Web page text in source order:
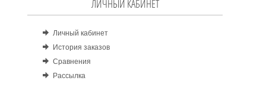
ЛИЧНЫЙ КАБИНЕТ
Личный кабинет
История заказов
Сравнения
Рассылка